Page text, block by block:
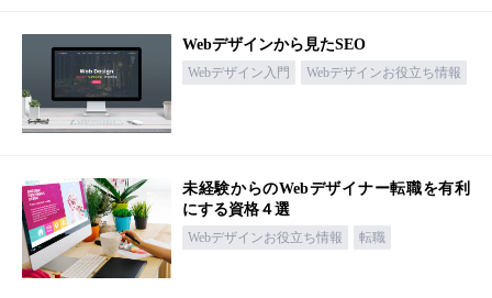
Webデザインから見たSEO
Webデザイン入門 Webデザインお役立ち情報
未経験からのWebデザイナー転職を有利
にする資格４選
Webデザインお役立ち情報 転職